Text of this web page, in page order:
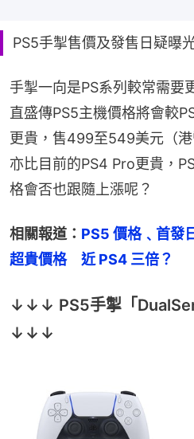
PS5手掣售價及發售日疑曝
手掣一向是PS系列較常需要
直盛傳PS5主機價格將會較
更貴，售499至549美元（
亦比目前的PS4 Pro更貴，
格會否也跟隨上漲呢？
相關報道： PS5 價格﹑首發
超貴價格　近 PS4 三倍？
↓↓↓ PS5手掣「
↓↓↓